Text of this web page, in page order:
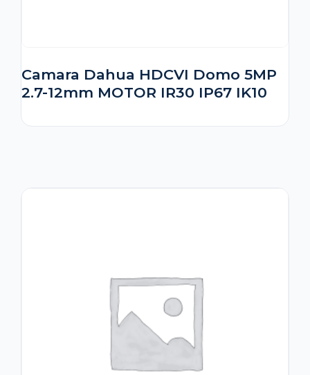
Camara Dahua HDCVI Domo 5MP
2.7-12mm MOTOR IR30 IP67 IK10